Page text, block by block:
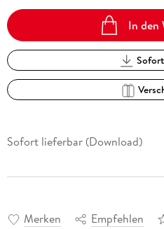
In den
Sofort lieferbar (Download)
Merken Empfehlen